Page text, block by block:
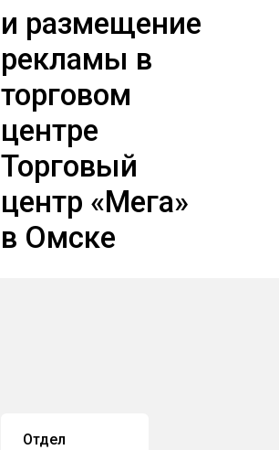
и размещение
рекламы в
торговом
центре
Торговый
центр «Мега»
в Омске
Отдел